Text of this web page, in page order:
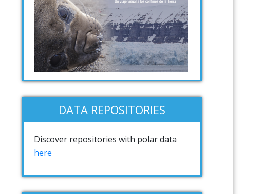
DATA REPOSITORIES
Discover repositories with polar data
here